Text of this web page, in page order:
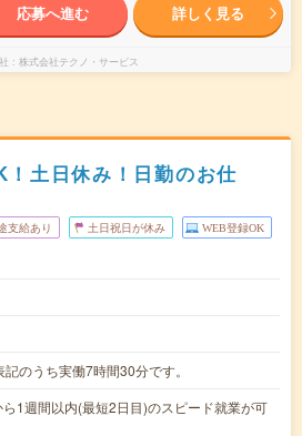
応募へ進む 詳しく見る
株式会社テクノ・サービス
土日休み！日勤のお仕
支給あり 土日祝日が休み WEB登録OK
のうち実働7時間30分です。
1週間以内(最短2日目)のスピード就業が可